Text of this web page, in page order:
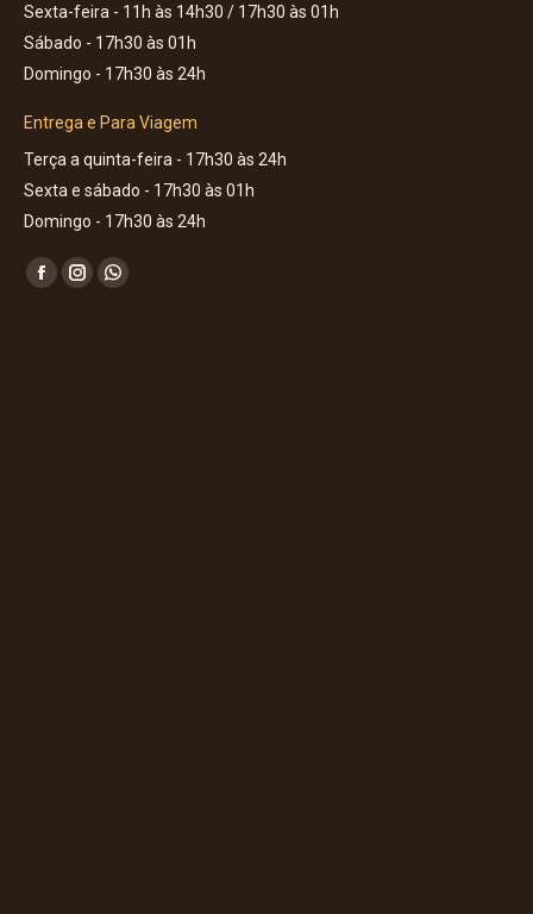
Sexta-feira - 11h às 14h30 / 17h30 às 01h
Sábado - 17h30 às 01h
Domingo - 17h30 às 24h
Entrega e Para Viagem
Terça a quinta-feira - 17h30 às 24h
Sexta e sábado - 17h30 às 01h
Domingo - 17h30 às 24h
Encontre-nos em:
Facebook
InstagramWhatsapp